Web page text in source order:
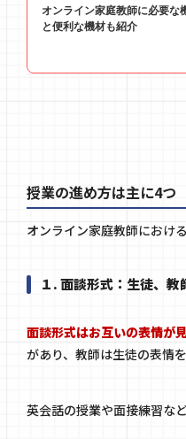
授業の進め方は主に4つ
オンライン家庭教師におけ
１. 面談形式：生徒、教
面談形式はお互いの表情が
があり、教師は生徒の表情
英会話の授業や面接練習な